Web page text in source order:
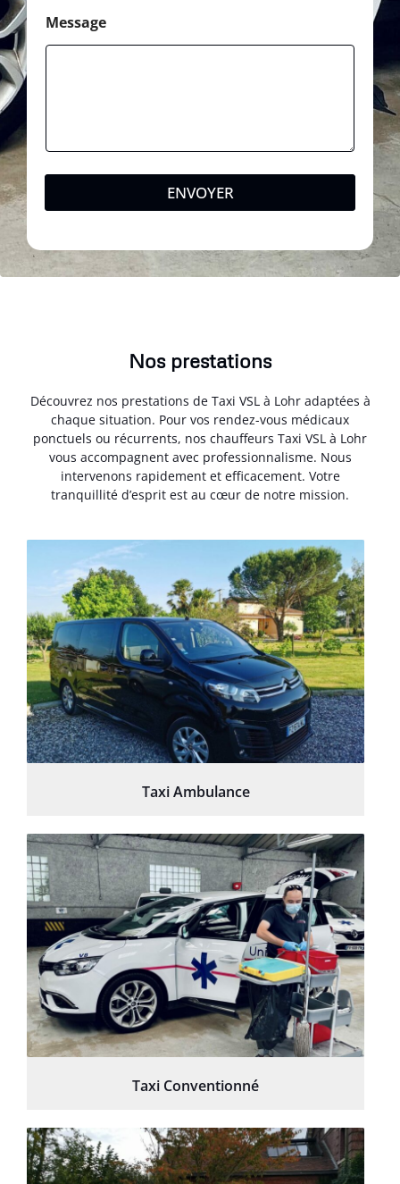
Message
ENVOYER
Nos prestations
Découvrez nos prestations de Taxi VSL à Lohr adaptées à
chaque situation. Pour vos rendez-vous médicaux
ponctuels ou récurrents, nos chauffeurs Taxi VSL à Lohr
vous accompagnent avec professionnalisme. Nous
intervenons rapidement et efficacement. Votre
tranquillité d’esprit est au cœur de notre mission.
Taxi Ambulance
Taxi Conventionné